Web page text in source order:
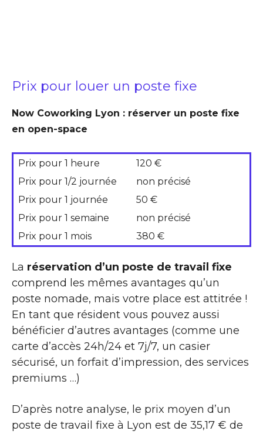
Prix pour louer un poste fixe
Now Coworking Lyon : réserver un poste fixe
en open-space
Prix pour 1 heure
120 €
Prix pour 1/2 journée
non précisé
Prix pour 1 journée
50 €
Prix pour 1 semaine
non précisé
Prix pour 1 mois
380 €
La réservation d’un poste de travail fixe
comprend les mêmes avantages qu’un
poste nomade, mais votre place est attitrée !
En tant que résident vous pouvez aussi
bénéficier d’autres avantages (comme une
carte d’accès 24h/24 et 7j/7, un casier
sécurisé, un forfait d’impression, des services
premiums …)
D’après notre analyse, le prix moyen d’un
poste de travail fixe à Lyon est de 35,17 € de